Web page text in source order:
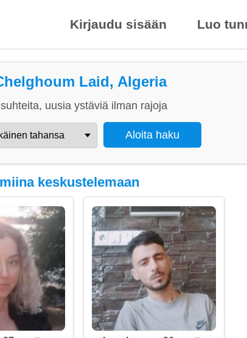
Kirjaudu sisään Luo
Laid, Algeria
uusia ystäviä ilman rajoja
keskustelemaan